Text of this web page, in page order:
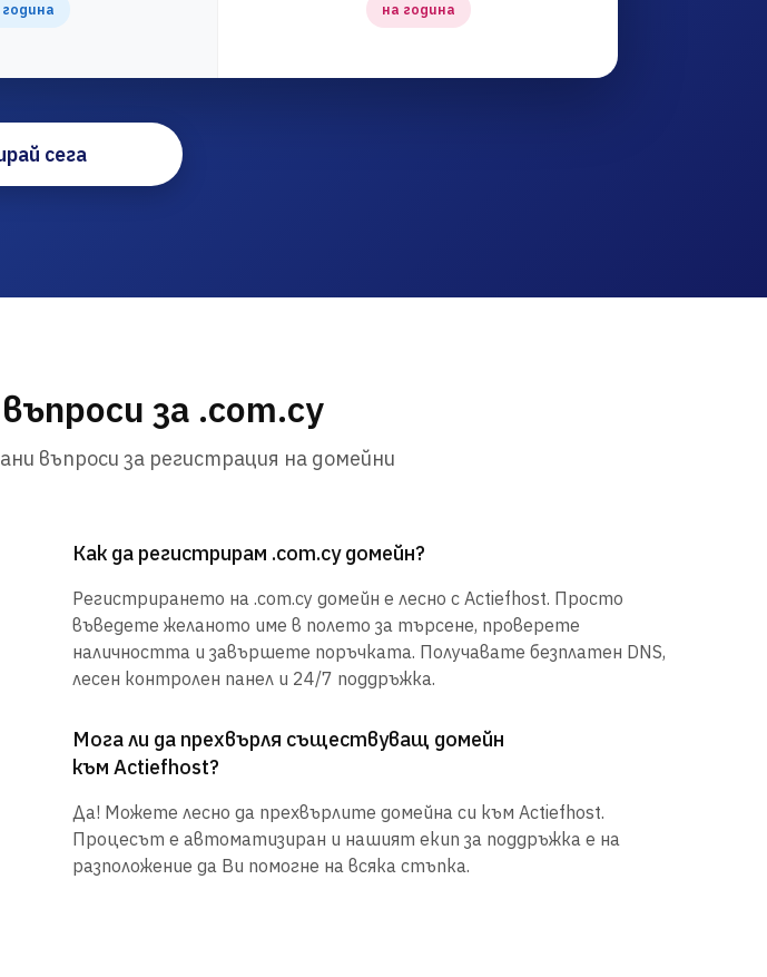
година на година
сега
за .com.cy
въпроси за регистрация на домейни
Как да регистрирам .com.cy домейн?
Регистрирането на .com.cy домейн е лесно с Actiefhost. Просто
въведете желаното име в полето за търсене, проверете
наличността и завършете поръчката. Получавате безплатен DNS,
лесен контролен панел и 24/7 поддръжка.
Мога ли да прехвърля съществуващ домейн
към Actiefhost?
Да! Можете лесно да прехвърлите домейна си към Actiefhost.
Процесът е автоматизиран и нашият екип за поддръжка е на
разположение да Ви помогне на всяка стъпка.